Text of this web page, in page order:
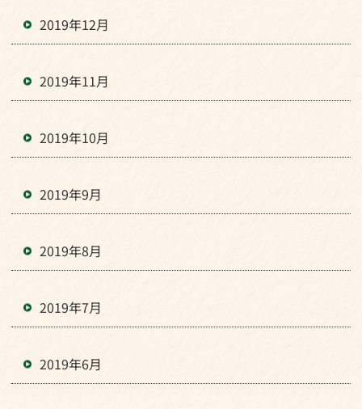
2019年12月
2019年11月
2019年10月
2019年9月
2019年8月
2019年7月
2019年6月